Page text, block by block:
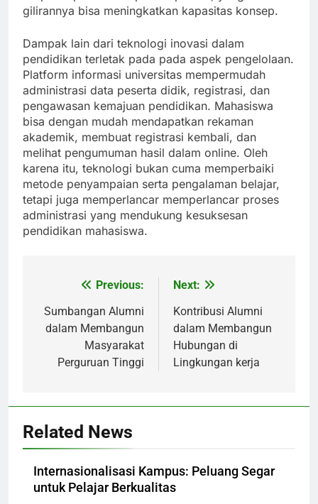
gilirannya bisa meningkatkan kapasitas konsep.
Dampak lain dari teknologi inovasi dalam
pendidikan terletak pada pada aspek pengelolaan.
Platform informasi universitas mempermudah
administrasi data peserta didik, registrasi, dan
pengawasan kemajuan pendidikan. Mahasiswa
bisa dengan mudah mendapatkan rekaman
akademik, membuat registrasi kembali, dan
melihat pengumuman hasil dalam online. Oleh
karena itu, teknologi bukan cuma memperbaiki
metode penyampaian serta pengalaman belajar,
tetapi juga memperlancar memperlancar proses
administrasi yang mendukung kesuksesan
pendidikan mahasiswa.
navigation
Previous:
Sumbangan Alumni
dalam Membangun
Masyarakat
Perguruan Tinggi
Next:
Kontribusi Alumni
dalam Membangun
Hubungan di
Lingkungan kerja
Related News
Internasionalisasi Kampus: Peluang Segar
untuk Pelajar Berkualitas